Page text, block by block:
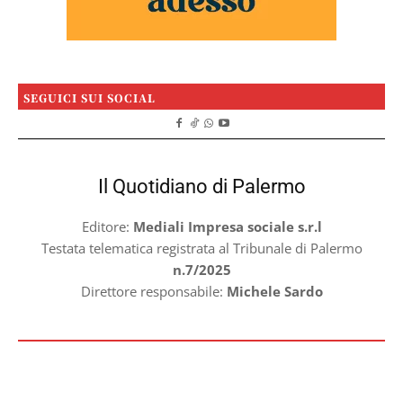
SEGUICI SUI SOCIAL
Il Quotidiano di Palermo
Editore: Mediali Impresa sociale s.r.l
Testata telematica registrata al Tribunale di Palermo
n.7/2025
Direttore responsabile: Michele Sardo